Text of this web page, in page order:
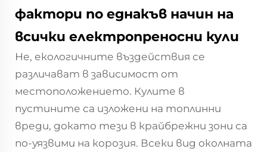
фактори по еднакъв начин на
всички електропреносни кули
Не, екологичните въздействия се
различават в зависимост от
местоположението. Кулите в
пустините са изложени на топлинни
вреди, докато тези в крайбрежни зони са
по-уязвими на корозия. Всеки вид околната